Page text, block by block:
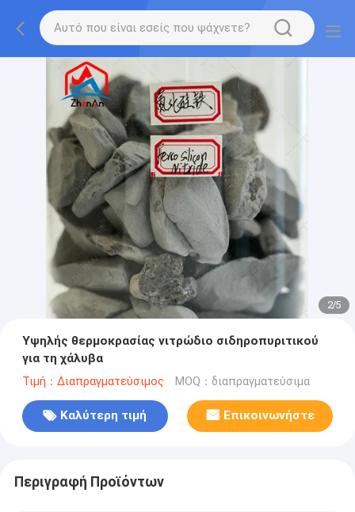
2/5
Υψηλής θερμοκρασίας νιτρώδιο σιδηροπυριτικού
για τη χάλυβα
Τιμή：Διαπραγματεύσιμος MOQ：διαπραγματεύσιμα
Καλύτερη τιμή Επικοινωνήστε
Περιγραφή Προϊόντων